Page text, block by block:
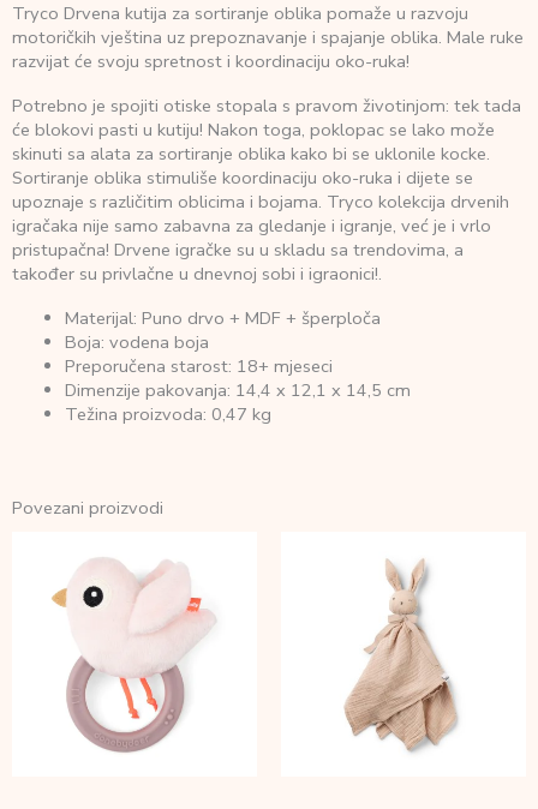
Tryco Drvena kutija za sortiranje oblika pomaže u razvoju
motoričkih vještina uz prepoznavanje i spajanje oblika. Male ruke
razvijat će svoju spretnost i koordinaciju oko-ruka!
Potrebno je spojiti otiske stopala s pravom životinjom: tek tada
će blokovi pasti u kutiju! Nakon toga, poklopac se lako može
skinuti sa alata za sortiranje oblika kako bi se uklonile kocke.
Sortiranje oblika stimuliše koordinaciju oko-ruka i dijete se
upoznaje s različitim oblicima i bojama. Tryco kolekcija drvenih
igračaka nije samo zabavna za gledanje i igranje, već je i vrlo
pristupačna! Drvene igračke su u skladu sa trendovima, a
također su privlačne u dnevnoj sobi i igraonici!.
Materijal: Puno drvo + MDF + šperploča
Boja: vodena boja
Preporučena starost: 18+ mjeseci
Dimenzije pakovanja: 14,4 x 12,1 x 14,5 cm
Težina proizvoda: 0,47 kg
Povezani proizvodi